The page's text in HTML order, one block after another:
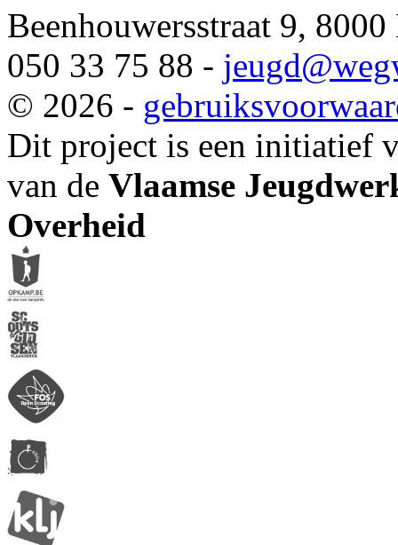
Beenhouwersstraat 9,
050 33 75 88 - jeugd
© 2026 -
Dit project is een initiatief
van de Vlaamse
Overheid